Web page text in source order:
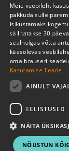
Kasulik
Juriidiline info
Liitu uudiskirjaga
Liitu uudiskirjaga
Meie veebileht
pakkuda sulle
isikustamaks
säilitatakse 30
sealhulgas võtta
käesolevas
oma brauseri
Kasutamise Teade
AINULT
EELISTUSED
NÄITA
NÕUSTUN